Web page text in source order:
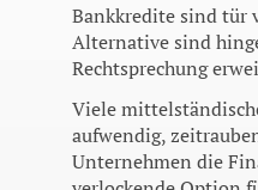
Bankkredite sind tür
Alternative sind
Rechtsprechung
Viele
aufwendig,
Unternehmen die